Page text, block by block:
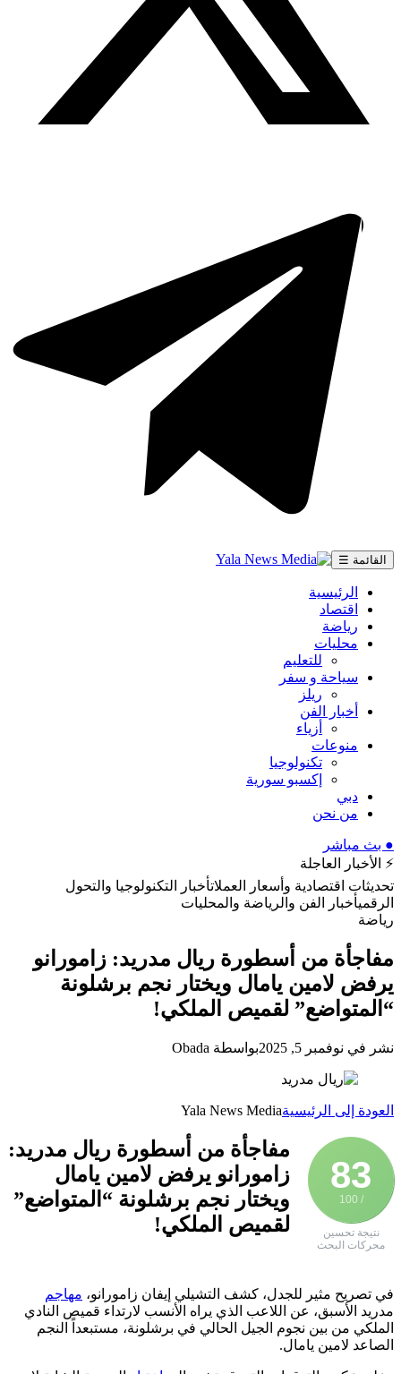
القائمة ☰
الرئيسية
اقتصاد
رياضة
محليات
للتعليم
سياحة و سفر
ريلز
أخبار الفن
أزياء
منوعات
تكنولوجيا
إكسبو سورية
دبي
من نحن
● بث مباشر
⚡ الأخبار العاجلة
تحديثات اقتصادية وأسعار العملاتأخبار التكنولوجيا والتحول
الرقميأخبار الفن والرياضة والمحليات
رياضة
مفاجأة من أسطورة ريال مدريد: زامورانو
يرفض لامين يامال ويختار نجم برشلونة
“المتواضع” لقميص الملكي!
نشر في نوفمبر 5, 2025 بواسطة Obada
العودة إلى الرئيسيةYala News Media
83
/ 100
نتيجة تحسين
محركات البحث
مفاجأة من أسطورة ريال مدريد:
زامورانو يرفض لامين يامال
ويختار نجم برشلونة “المتواضع”
لقميص الملكي!
في تصريح مثير للجدل، كشف التشيلي إيفان زامورانو، مهاجم
مدريد الأسبق، عن اللاعب الذي يراه الأنسب لارتداء قميص النادي
الملكي من بين نجوم الجيل الحالي في برشلونة، مستبعداً النجم
الصاعد لامين يامال.